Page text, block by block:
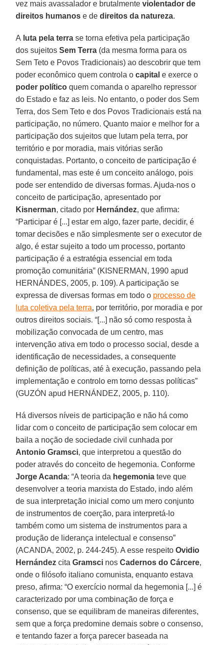
vez mais avassalador e brutalmenteviolentador de
direitos humanos e dedireitos da natureza.
A luta pela terra se torna efetiva pela participação
dos sujeitos Sem Terra (da mesma forma para os
Sem Teto e Povos Tradicionais) ao descobrir que tem
poder econômico quem controla ocapital e exerce o
poder político quem comanda o aparelho repressor
do Estado e faz as leis. No entanto, o poder dos Sem
Terra, dos Sem Teto e dos Povos Tradicionais está na
participação, no número. Quanto maior e melhor for a
participação dos sujeitos que lutam pela terra, por
território e por moradia, mais vitórias serão
conquistadas. Portanto, o conceito de participação é
fundamental, mas este é um conceito análogo, pois
pode ser entendido de diversas formas. Ajuda-nos o
conceito de participação, apresentado por
Kisnerman, citado por Hernández, que afirma:
“Participar é [...] estar em algo, fazer parte, decidir, é
tomar decisões e não simplesmente ser o executor de
algo, é estar sujeito a todo um processo, portanto
participação é a estratégia essencial em toda
promoção comunitária” (KISNERMAN, 1990 apud
HERNÁNDES, 2005, p. 109). A participação se
expressa de diversas formas em todo o processo de
luta coletiva pela terra, por território, por moradia e por
outros direitos sociais. “[...] não só como resposta à
mobilização convocada de um centro, mas
intervenção ativa em todo o processo social, desde a
identificação de necessidades, a consequente
definição de políticas, até à execução, passando pela
implementação e controlo em torno dessas políticas”
(GUZÓN apud HERNÁNDEZ, 2005, p. 110).
Há diversos níveis de participação e não há como
lidar com o conceito de participação sem colocar em
baila a noção de sociedade civil cunhada por
Antonio Gramsci, que interpretou a questão do
poder através do conceito de hegemonia. Conforme
Jorge Acanda: “A teoria da hegemonia teve que
desenvolver a teoria marxista do Estado, indo além
de sua interpretação inicial como um mero conjunto
de instrumentos de coerção, para interpretá-lo
também como um sistema de instrumentos para a
produção de liderança intelectual e consenso”
(ACANDA, 2002, p. 244-245). A esse respeito Ovidio
Hernández citaGramsci nos Cadernos do Cárcere,
onde o filósofo italiano comunista, enquanto estava
preso, afirma: “O exercício normal da hegemonia [...] é
caracterizado por uma combinação de força e
consenso, que se equilibram de maneiras diferentes,
sem que a força predomine demais sobre o consenso,
e tentando fazer a força parecer baseada na